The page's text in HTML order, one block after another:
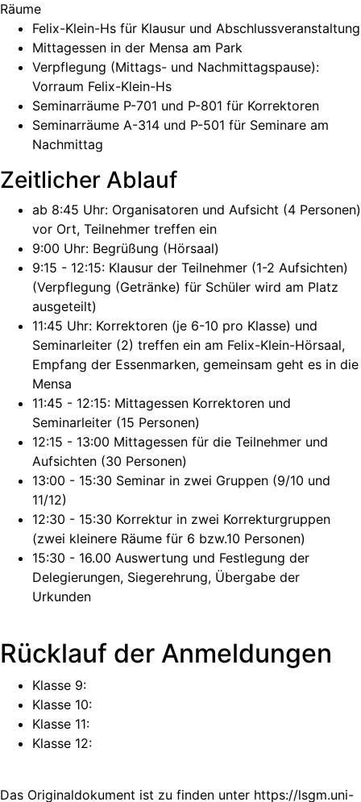
Räume
Felix-Klein-Hs für Klausur und Abschlussveranstaltung
Mittagessen in der Mensa am Park
Verpflegung (Mittags- und Nachmittagspause):
Vorraum Felix-Klein-Hs
Seminarräume P-701 und P-801 für Korrektoren
Seminarräume A-314 und P-501 für Seminare am
Nachmittag
Zeitlicher Ablauf
ab 8:45 Uhr: Organisatoren und Aufsicht (4 Personen)
vor Ort, Teilnehmer treffen ein
9:00 Uhr: Begrüßung (Hörsaal)
9:15 - 12:15: Klausur der Teilnehmer (1-2 Aufsichten)
(Verpflegung (Getränke) für Schüler wird am Platz
ausgeteilt)
11:45 Uhr: Korrektoren (je 6-10 pro Klasse) und
Seminarleiter (2) treffen ein am Felix-Klein-Hörsaal,
Empfang der Essenmarken, gemeinsam geht es in die
Mensa
11:45 - 12:15: Mittagessen Korrektoren und
Seminarleiter (15 Personen)
12:15 - 13:00 Mittagessen für die Teilnehmer und
Aufsichten (30 Personen)
13:00 - 15:30 Seminar in zwei Gruppen (9/10 und
11/12)
12:30 - 15:30 Korrektur in zwei Korrekturgruppen
(zwei kleinere Räume für 6 bzw.10 Personen)
15:30 - 16.00 Auswertung und Festlegung der
Delegierungen, Siegerehrung, Übergabe der
Urkunden
Rücklauf der Anmeldungen
Klasse 9:
Klasse 10:
Klasse 11:
Klasse 12:
Das Originaldokument ist zu finden unter https://lsgm.uni-